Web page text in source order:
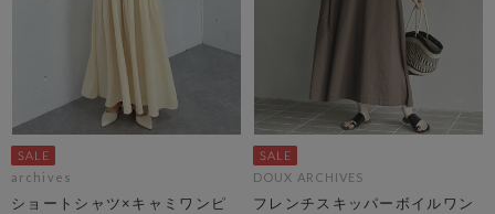
archives
ショートシャツ×キャミワンピ
DOUX ARCHIVES
フレンチスキッパーボイルワン